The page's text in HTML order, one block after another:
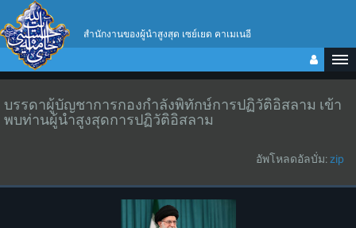
สำนักงานของผู้นำสูงสุด เซย์เยด คาเมเนอี
บรรดาผู้บัญชาการกองกำลังพิทักษ์การปฏิวัติอิสลาม เข้า
พบท่านผู้นำสูงสุดการปฏิวัติอิสลาม
อัพโหลดอัลบั่ม:zip